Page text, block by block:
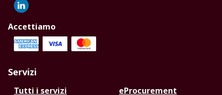
Accettiamo
Servizi
Tutti i servizi
eProcurement